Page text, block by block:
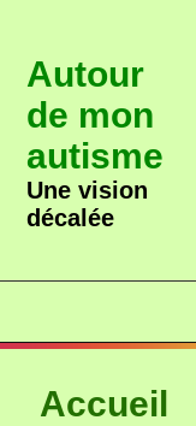
Autour
de mon
autisme
Une vision
décalée
Accueil